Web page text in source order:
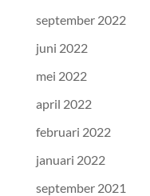
september 2022
juni 2022
mei 2022
april 2022
februari 2022
januari 2022
september 2021